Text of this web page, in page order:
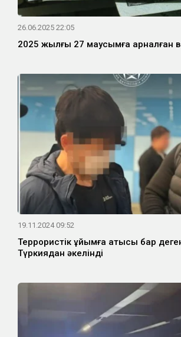
26.06.2025 22:05
2025 жылғы 27 маусымға арналған
19.11.2024 09:52
Террористік ұйымға қатысы бар деген
Түркиядан әкелінді